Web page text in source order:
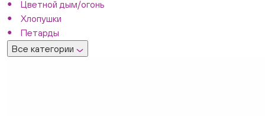
Цветной дым/огонь
Хлопушки
Петарды
Все категории